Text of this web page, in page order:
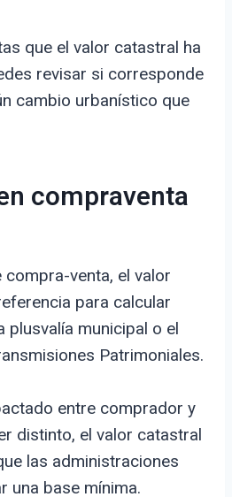
que el valor catastral ha
revisar si corresponde
cambio urbanístico que
compraventa
compra-venta, el valor
para calcular
plusvalía municipal o el
Patrimoniales.
entre comprador y
distinto, el valor catastral
las administraciones
una base mínima.